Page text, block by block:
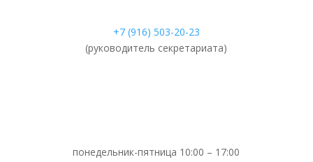
+7 (916) 503-20-23
(руководитель секретариата)
понедельник-пятница 10:00 – 17:00